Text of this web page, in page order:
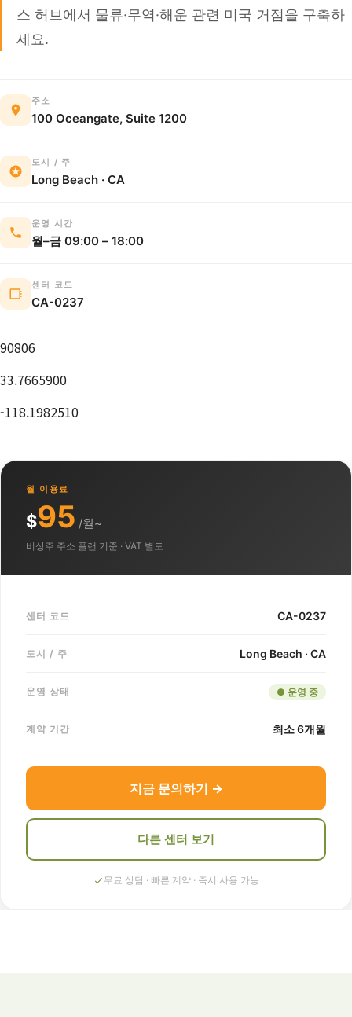
스 허브에서 물류·무역·해운 관련 미국 거점을 구축하
세요.
주소
100 Oceangate, Suite 1200
도시 / 주
Long Beach · CA
운영 시간
월–금 09:00 – 18:00
센터 코드
CA-0237
90806
33.7665900
-118.1982510
월 이용료
$95 /월~
비상주 주소 플랜 기준 · VAT 별도
센터 코드 CA-0237
도시 / 주 Long Beach · CA
운영 상태 ● 운영 중
계약 기간 최소 6개월
지금 문의하기 →
다른 센터 보기
무료 상담 · 빠른 계약 · 즉시 사용 가능